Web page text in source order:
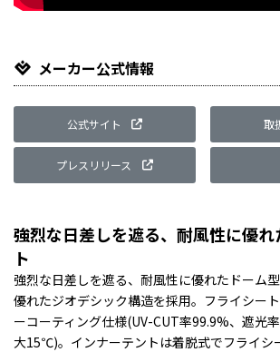
メーカー公式情報
公式サイト 取
プレスリリース
強烈な日差しを遮る、耐風性に優れ
ト
強烈な日差しを遮る、耐風性に優れたドーム
優れたジオデシック構造を採用。フライシー
ーコーティング仕様(UV-CUT率99.9%、遮光
大15℃)。インナーテントは着脱式でフライシ